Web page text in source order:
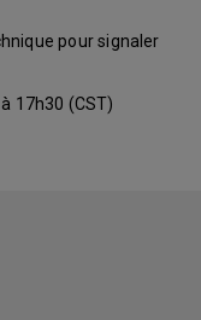
pour signaler
17h30 (CST)